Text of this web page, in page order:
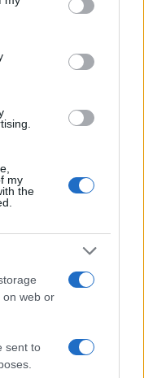
third-party tags to
in below Google
my
the
on web or
sent to